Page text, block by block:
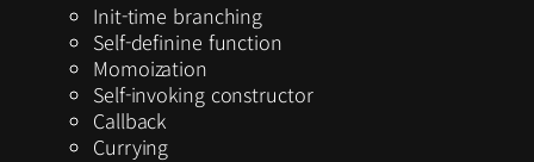
Init-time branching
Self-definine function
Momoization
Self-invoking constructor
Callback
Currying